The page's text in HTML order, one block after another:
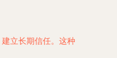
立长期信任。这种